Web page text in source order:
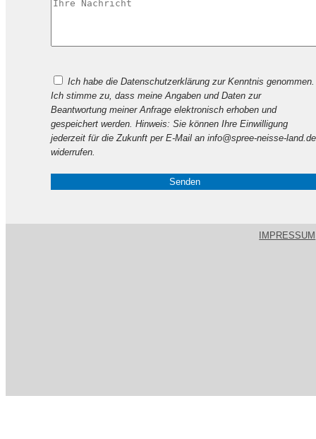
lasse
dieses
leer.
Ich habe die Datenschutzerklärung zur Kenntnis genommen.
Ich stimme zu, dass meine Angaben und Daten zur
Beantwortung meiner Anfrage elektronisch erhoben und
gespeichert werden. Hinweis: Sie können Ihre Einwilligung
jederzeit für die Zukunft per E-Mail an info@spree-neisse-land.de
widerrufen.
IMPRESSUM